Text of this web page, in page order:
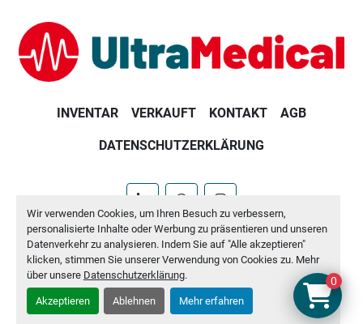
Wir verwenden Cookies, um Ihren Besuch zu verbessern,
personalisierte Inhalte oder Werbung zu präsentieren und unseren
Datenverkehr zu analysieren. Indem Sie auf "Alle akzeptieren"
klicken, stimmen Sie unserer Verwendung von Cookies zu. Mehr
über unsere Datenschutzerklärung.
Akzeptieren Ablehnen Mehr erfahren
INVENTAR VERKAUFT KONTAKT AGB
DATENSCHUTZERKLÄRUNG
linkedinwhatsappinstagram
Machinio System-Website vonMachinio
Cookie-Einstellungen
0